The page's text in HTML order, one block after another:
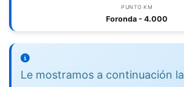
PUNTO KM
Foronda - 4.000
Le mostramos a continuación la